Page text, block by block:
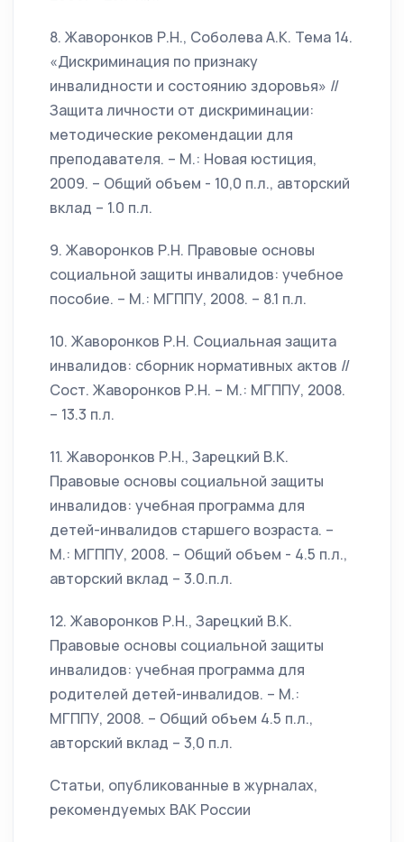
8. Жаворонков Р.Н., Соболева А.К. Тема 14.
«Дискриминация по признаку
инвалидности и состоянию здоровья» //
Защита личности от дискриминации:
методические рекомендации для
преподавателя. – М.: Новая юстиция,
2009. – Общий объем - 10,0 п.л., авторский
вклад – 1.0 п.л.
9. Жаворонков Р.Н. Правовые основы
социальной защиты инвалидов: учебное
пособие. – М.: МГППУ, 2008. – 8.1 п.л.
10. Жаворонков Р.Н. Социальная защита
инвалидов: сборник нормативных актов //
Сост. Жаворонков Р.Н. – М.: МГППУ, 2008.
– 13.3 п.л.
11. Жаворонков Р.Н., Зарецкий В.К.
Правовые основы социальной защиты
инвалидов: учебная программа для
детей-инвалидов старшего возраста. –
М.: МГППУ, 2008. – Общий объем - 4.5 п.л.,
авторский вклад – 3.0.п.л.
12. Жаворонков Р.Н., Зарецкий В.К.
Правовые основы социальной защиты
инвалидов: учебная программа для
родителей детей-инвалидов. – М.:
МГППУ, 2008. – Общий объем 4.5 п.л.,
авторский вклад – 3,0 п.л.
Статьи, опубликованные в журналах,
рекомендуемых ВАК России